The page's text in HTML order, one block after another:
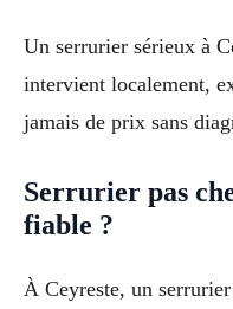
Un serrurier sérieux à
intervient localement,
jamais de prix sans
Serrurier pas
fiable ?
À Ceyreste, un